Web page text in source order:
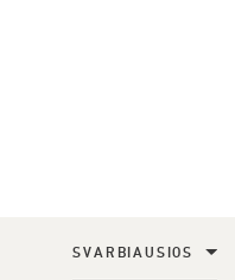
SVARBIAUSIOS